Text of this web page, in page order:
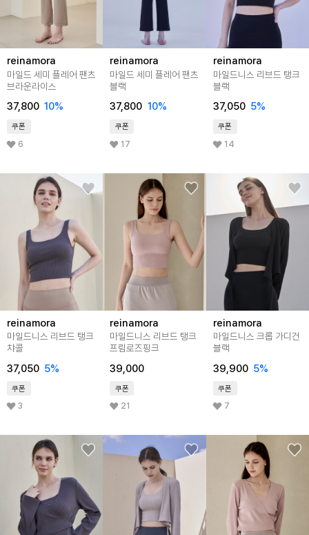
reinamora
마일드 세미 플레어 팬츠
브라운라이스
37,800 10%
쿠폰
6
reinamora
마일드 세미 플레어 팬츠
블랙
37,800 10%
쿠폰
17
reinamora
마일드니스 리브드 탱크
블랙
37,050 5%
쿠폰
14
reinamora
마일드니스 리브드 탱크
챠콜
37,050 5%
쿠폰
3
reinamora
마일드니스 리브드 탱크
프림로즈핑크
39,000
쿠폰
21
reinamora
마일드니스 크롭 가디건
블랙
39,900 5%
쿠폰
7